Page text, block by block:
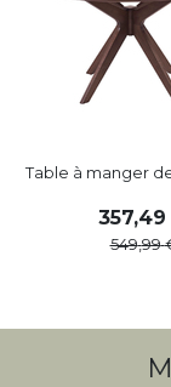
Table à manger
357,49
549,99